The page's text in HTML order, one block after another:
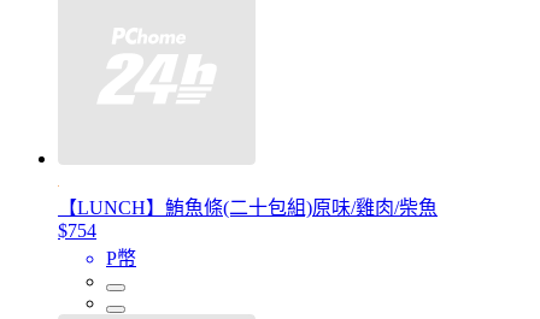
【LUNCH】鮪魚條(二十包組)原味/雞肉/柴魚
$754
P幣